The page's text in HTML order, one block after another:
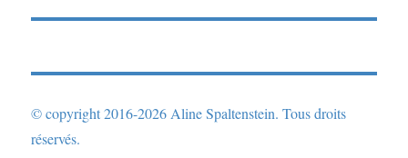
© copyright 2016-2026 Aline Spaltenstein. Tous droits
réservés.